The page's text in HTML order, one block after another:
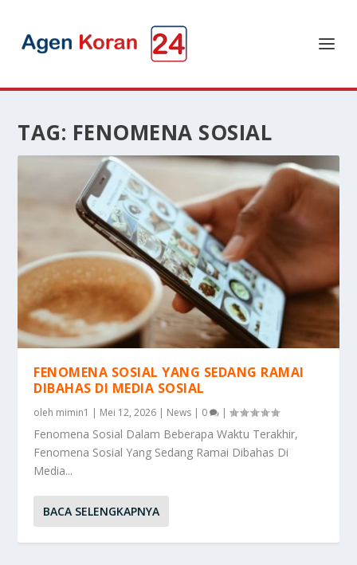
TAG: FENOMENA SOSIAL
FENOMENA SOSIAL YANG SEDANG RAMAI
DIBAHAS DI MEDIA SOSIAL
oleh mimin1 | Mei 12, 2026 | News | 0 |
Fenomena Sosial Dalam Beberapa Waktu Terakhir,
Fenomena Sosial Yang Sedang Ramai Dibahas Di
Media...
BACA SELENGKAPNYA